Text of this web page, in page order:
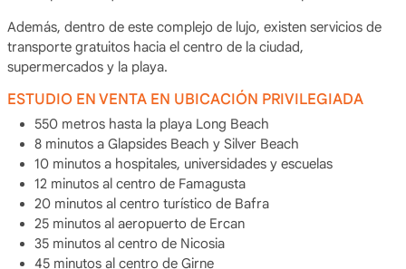
Además, dentro de este complejo de lujo, existen servicios de
transporte gratuitos hacia el centro de la ciudad,
supermercados y la playa.
ESTUDIO EN VENTA EN UBICACIÓN PRIVILEGIADA
550 metros hasta la playa Long Beach
8 minutos a Glapsides Beach y Silver Beach
10 minutos a hospitales, universidades y escuelas
12 minutos al centro de Famagusta
20 minutos al centro turístico de Bafra
25 minutos al aeropuerto de Ercan
35 minutos al centro de Nicosia
45 minutos al centro de Girne